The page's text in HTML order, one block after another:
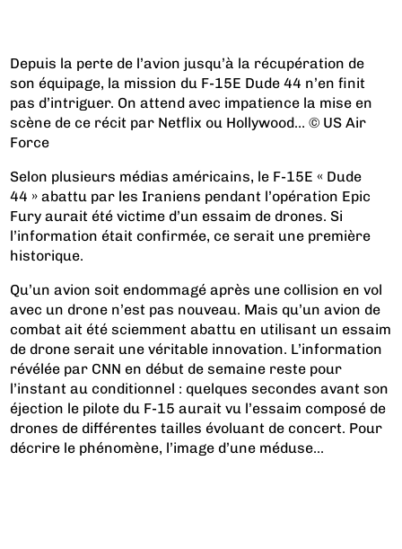
Depuis la perte de l’avion jusqu’à la récupération de
son équipage, la mission du F-15E Dude 44 n’en finit
pas d’intriguer. On attend avec impatience la mise en
scène de ce récit par Netflix ou Hollywood… © US Air
Force
Selon plusieurs médias américains, le F-15E « Dude
44 » abattu par les Iraniens pendant l’opération Epic
Fury aurait été victime d’un essaim de drones. Si
l’information était confirmée, ce serait une première
historique.
Qu’un avion soit endommagé après une collision en vol
avec un drone n’est pas nouveau. Mais qu’un avion de
combat ait été sciemment abattu en utilisant un essaim
de drone serait une véritable innovation. L’information
révélée par CNN en début de semaine reste pour
l’instant au conditionnel : quelques secondes avant son
éjection le pilote du F-15 aurait vu l’essaim composé de
drones de différentes tailles évoluant de concert. Pour
décrire le phénomène, l’image d’une méduse...